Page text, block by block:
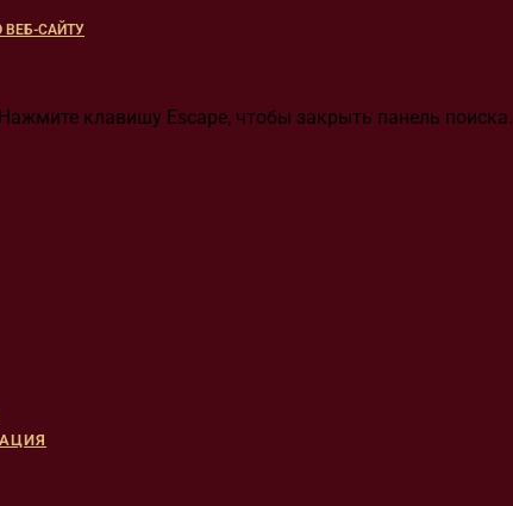
ВЕБ-САЙТУ
Нажмите клавишу Escape, чтобы закрыть панель поиска.